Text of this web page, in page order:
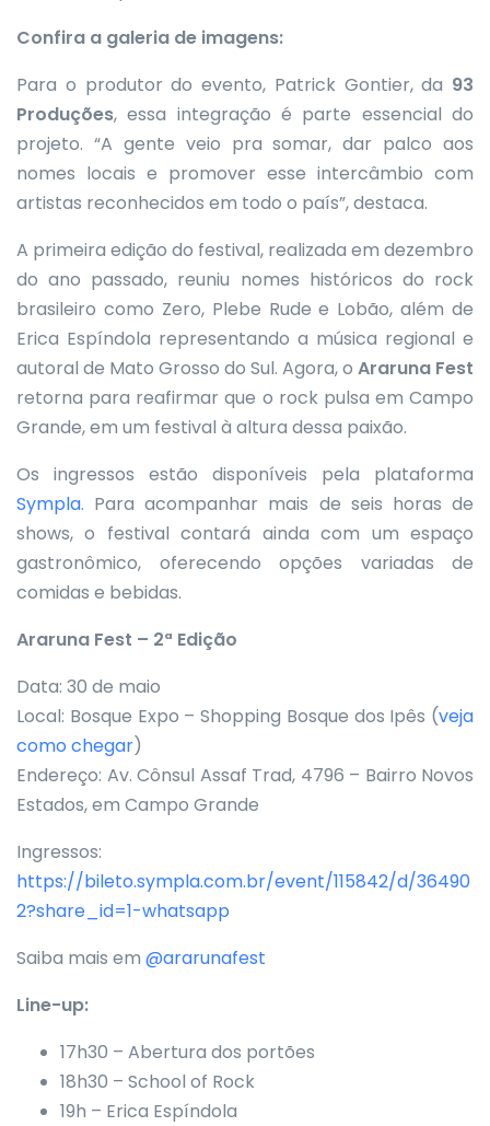
Confira a galeria de imagens:
Para o produtor do evento, Patrick Gontier, da 93
Produções, essa integração é parte essencial do
projeto. “A gente veio pra somar, dar palco aos
nomes locais e promover esse intercâmbio com
artistas reconhecidos em todo o país”, destaca.
A primeira edição do festival, realizada em dezembro
do ano passado, reuniu nomes históricos do rock
brasileiro como Zero, Plebe Rude e Lobão, além de
Erica Espíndola representando a música regional e
autoral de Mato Grosso do Sul. Agora, o Araruna Fest
retorna para reafirmar que o rock pulsa em Campo
Grande, em um festival à altura dessa paixão.
Os ingressos estão disponíveis pela plataforma
Sympla. Para acompanhar mais de seis horas de
shows, o festival contará ainda com um espaço
gastronômico, oferecendo opções variadas de
comidas e bebidas.
Araruna Fest – 2ª Edição
Data: 30 de maio
Local: Bosque Expo – Shopping Bosque dos Ipês (veja
como chegar)
Endereço: Av. Cônsul Assaf Trad, 4796 – Bairro Novos
Estados, em Campo Grande
Ingressos:
https://bileto.sympla.com.br/event/115842/d/36490
2?share_id=1-whatsapp
Saiba mais em @ararunafest
Line-up:
17h30 – Abertura dos portões
18h30 – School of Rock
19h – Erica Espíndola